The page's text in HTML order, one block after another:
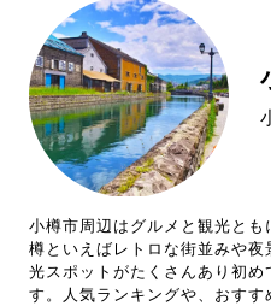
小樽市周辺はグルメと観光と
樽といえばレトロな街並みや
光スポットがたくさんあり初
す。人気ランキングや、おす